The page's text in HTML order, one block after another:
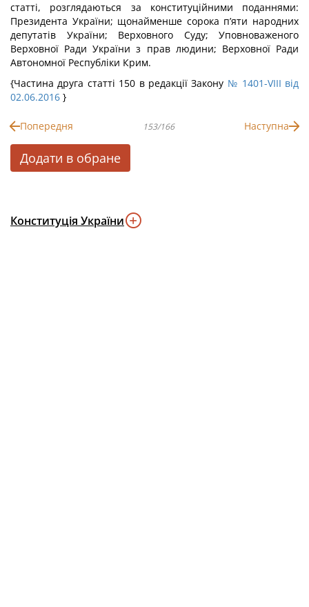
статті, розглядаються за конституційними поданнями:
Президента України; щонайменше сорока п’яти народних
депутатів України; Верховного Суду; Уповноваженого
Верховної Ради України з прав людини; Верховної Ради
Автономної Республіки Крим.
{Частина друга статті 150 в редакції Закону № 1401-VIII від
02.06.2016 }
Попередня 153/166 Наступна
Додати в обране
Конституція України